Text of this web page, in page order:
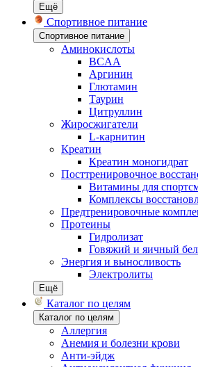
Ещё
Спортивное питание
Спортивное питание
Аминокислоты
BCAA
Аргинин
Глютамин
Таурин
Цитруллин
Жиросжигатели
L-карнитин
Креатин
Креатин моногидрат
Посттренировочное
Витамины для
Комплексы
Предтренировочные
Протеины
Гидролизат
Говяжий и яичный
Энергия и выносливость
Электролиты
Ещё
Каталог по целям
Каталог по целям
Аллергия
Анемия и болезни крови
Анти-эйдж